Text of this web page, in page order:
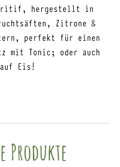
hergestellt in
Zitrone &
perfekt für einen
mit Tonic; oder auch
Eis!
Produkte